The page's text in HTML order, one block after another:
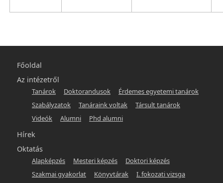
Főmenü
-
hunlit
Főoldal
Az intézetről
Tanárok Doktorandusok
Érdemes egyetemi tanárok
Szabályzatok
Tanáraink voltak
Társult tanárok
Videók
Alumni Phd alumni
Hírek
Oktatás
Alapképzés Mesteri képzés
Doktori képzés
Szakmai gyakorlat
Könyvtárak
I. fokozati vizsga